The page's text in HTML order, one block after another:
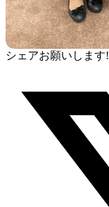
シェアお願いします!